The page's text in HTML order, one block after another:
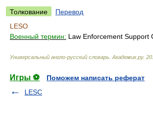
Толкование
Перевод
LESO
Военный термин: Law Enforcement Support
Универсальный англо-русский словарь Академик.ру.
Игры ⚽
Поможем написать реферат
LESC